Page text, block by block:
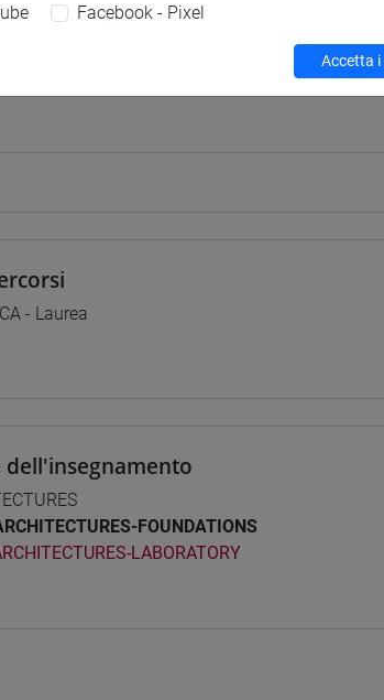
- Laurea
FOUNDATIONS
LABORATORY
Facebook - Pixel
Accetta i